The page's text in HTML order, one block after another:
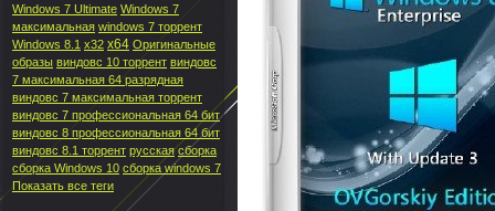
Windows 7 Ultimate Windows 7
максимальная windows 7 торрент
Windows 8.1 x32 x64 Оригинальные
образы виндовс 10 торрент виндовс
7 максимальная 64 разрядная
виндовс 7 максимальная торрент
виндовс 7 профессиональная 64 бит
виндовс 8 профессиональная 64 бит
виндовс 8.1 торрент русская сборка
сборка Windows 10 сборка windows 7
Показать все теги